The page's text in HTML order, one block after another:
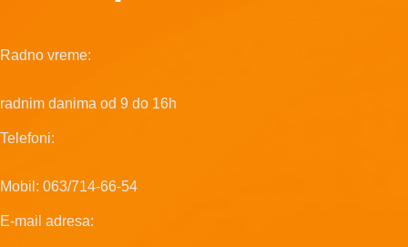
Radno vreme:
radnim danima od 9 do 16h
Telefoni:
Mobil: 063/714-66-54
E-mail adresa: